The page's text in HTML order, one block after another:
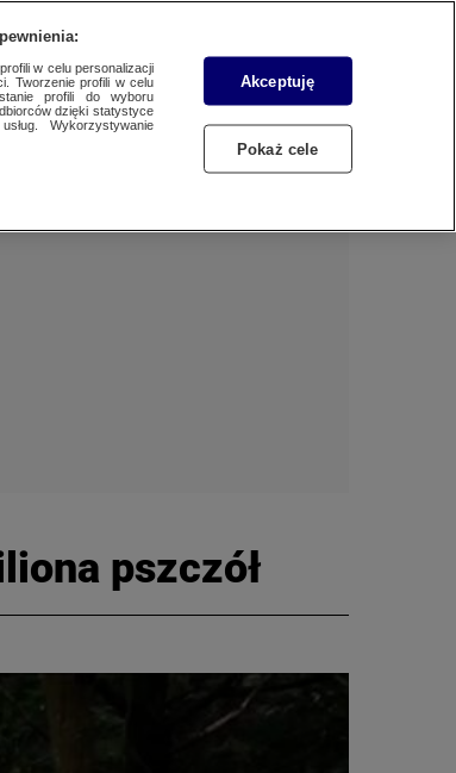
Dzień dobry!
ZALOGUJ SIĘ
pszczół
w celu personalizacji
Tworzenie profili w celu
profili do wyboru
dzięki statystyce
Wykorzystywanie
Akceptuję
Pokaż cele